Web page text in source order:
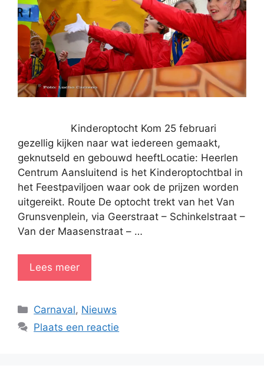
Kinderoptocht Kom 25 februari
gezellig kijken naar wat iedereen gemaakt,
geknutseld en gebouwd heeftLocatie: Heerlen
Centrum Aansluitend is het Kinderoptochtbal in
het Feestpaviljoen waar ook de prijzen worden
uitgereikt. Route De optocht trekt van het Van
Grunsvenplein, via Geerstraat – Schinkelstraat –
Van der Maasenstraat – …
Lees meer
Categorieën
Carnaval, Nieuws
Plaats een reactie